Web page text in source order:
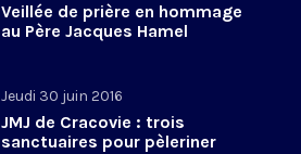
Veillée de prière en hommage
au Père Jacques Hamel
Jeudi 30 juin 2016
JMJ de Cracovie : trois
sanctuaires pour pèleriner